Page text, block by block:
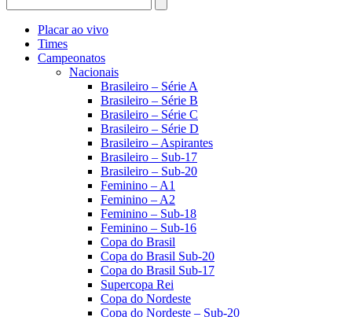
Placar ao vivo
Times
Campeonatos
Nacionais
Brasileiro – Série A
Brasileiro – Série B
Brasileiro – Série C
Brasileiro – Série D
Brasileiro – Aspirantes
Brasileiro – Sub-17
Brasileiro – Sub-20
Feminino – A1
Feminino – A2
Feminino – Sub-18
Feminino – Sub-16
Copa do Brasil
Copa do Brasil Sub-20
Copa do Brasil Sub-17
Supercopa Rei
Copa do Nordeste
Copa do Nordeste – Sub-20